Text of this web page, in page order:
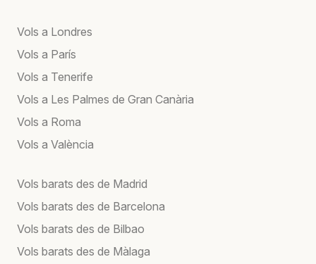
Vols a Londres
Vols a París
Vols a Tenerife
Vols a Les Palmes de Gran Canària
Vols a Roma
Vols a València
Vols barats des de Madrid
Vols barats des de Barcelona
Vols barats des de Bilbao
Vols barats des de Màlaga